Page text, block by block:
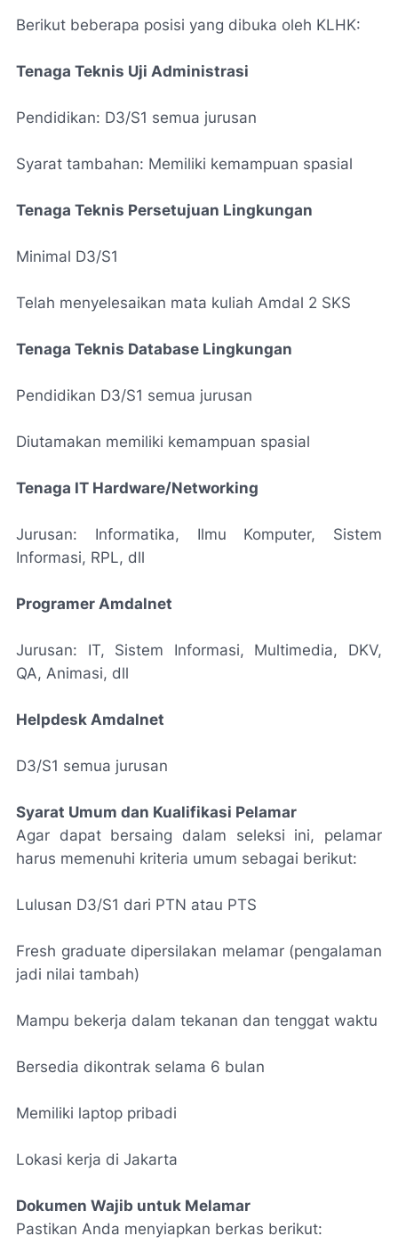
Berikut beberapa posisi yang dibuka oleh KLHK:
Tenaga Teknis Uji Administrasi
Pendidikan: D3/S1 semua jurusan
Syarat tambahan: Memiliki kemampuan spasial
Tenaga Teknis Persetujuan Lingkungan
Minimal D3/S1
Telah menyelesaikan mata kuliah Amdal 2 SKS
Tenaga Teknis Database Lingkungan
Pendidikan D3/S1 semua jurusan
Diutamakan memiliki kemampuan spasial
Tenaga IT Hardware/Networking
Jurusan: Informatika, Ilmu Komputer, Sistem
Informasi, RPL, dll
Programer Amdalnet
Jurusan: IT, Sistem Informasi, Multimedia, DKV,
QA, Animasi, dll
Helpdesk Amdalnet
D3/S1 semua jurusan
Syarat Umum dan Kualifikasi Pelamar
Agar dapat bersaing dalam seleksi ini, pelamar
harus memenuhi kriteria umum sebagai berikut:
Lulusan D3/S1 dari PTN atau PTS
Fresh graduate dipersilakan melamar (pengalaman
jadi nilai tambah)
Mampu bekerja dalam tekanan dan tenggat waktu
Bersedia dikontrak selama 6 bulan
Memiliki laptop pribadi
Lokasi kerja di Jakarta
Dokumen Wajib untuk Melamar
Pastikan Anda menyiapkan berkas berikut: